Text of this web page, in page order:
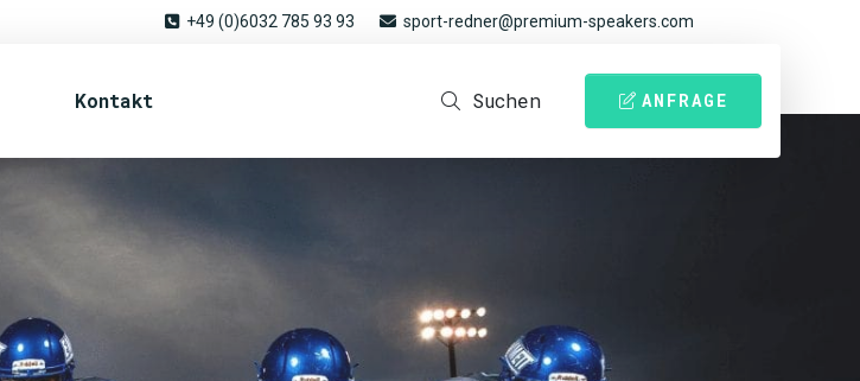
+49 (0)6032 785 93 93 sport-redner@premium-speakers.com
Kontakt Suchen ANFRAGE